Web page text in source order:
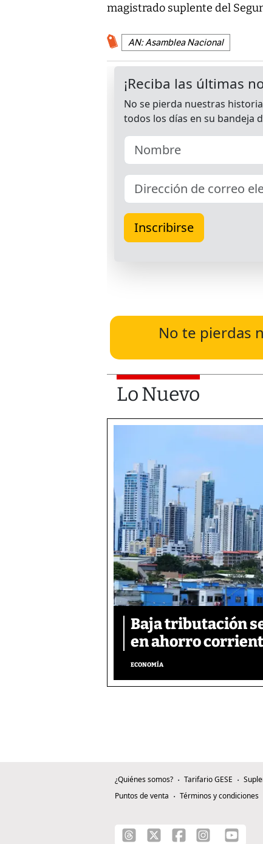
magistrado suplente del
AN: Asamblea Nacional
No te pierdas
Lo Nuevo
Baja tributación
en ahorro
ECONOMÍA
¿Quiénes somos? Tarifario GESE
Puntos de venta
Términos y condiciones